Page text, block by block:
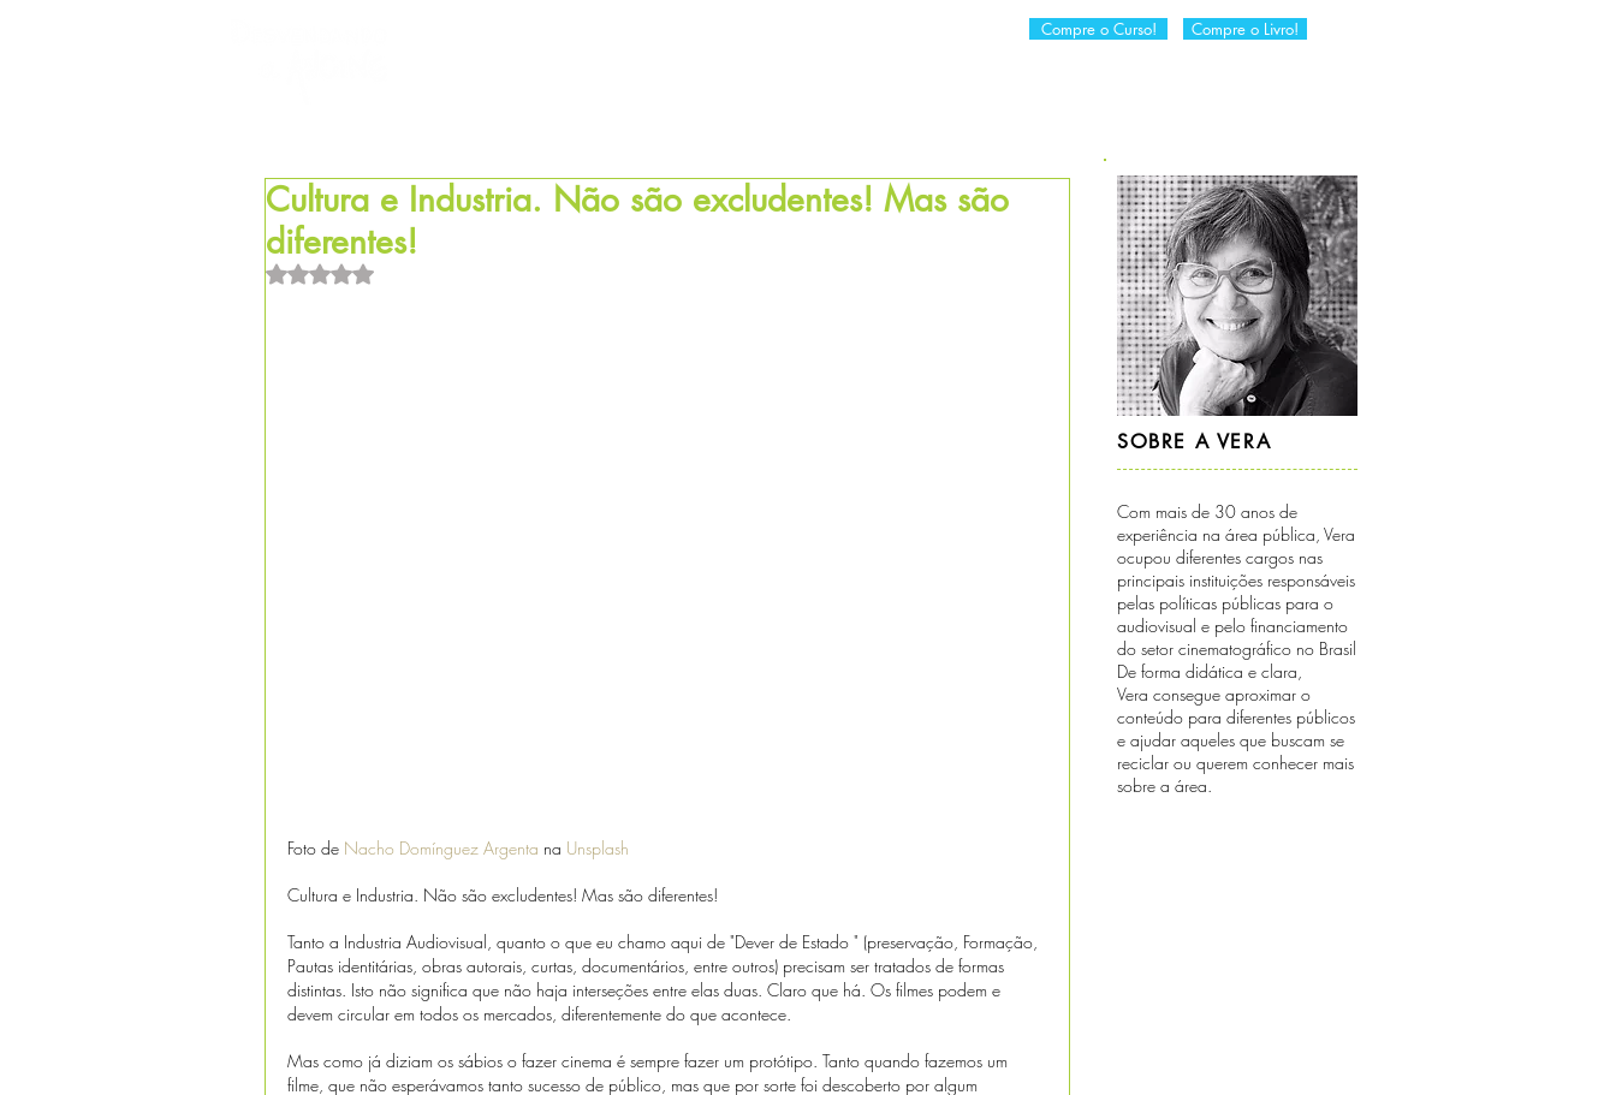
Compre o Curso! Compre o Livro!
Cultura e Industria. Não são excludentes! Mas são
diferentes!
Avaliado com NaN de 5 estrelas.
Foto de Nacho Domínguez Argenta na Unsplash
Cultura e Industria. Não são excludentes! Mas são diferentes!
Tanto a Industria Audiovisual, quanto o que eu chamo aqui de "Dever de Estado " (preservação, Formação,
Pautas identitárias, obras autorais, curtas, documentários, entre outros) precisam ser tratados de formas
distintas. Isto não significa que não haja interseções entre elas duas. Claro que há. Os filmes podem e
devem circular em todos os mercados, diferentemente do que acontece.
Mas como já diziam os sábios o fazer cinema é sempre fazer um protótipo. Tanto quando fazemos um
filme, que não esperávamos tanto sucesso de público, mas que por sorte foi descoberto por algum
SOBRE A VERA
Com mais de 30 anos de
experiência na área pública, Vera
ocupou diferentes cargos nas
principais instituições responsáveis
pelas políticas públicas para o
audiovisual e pelo financiamento
do setor cinematográfico no Brasil
De forma didática e clara,
Vera consegue aproximar o
conteúdo para diferentes públicos
e ajudar aqueles que buscam se
reciclar ou querem conhecer mais
sobre a área.